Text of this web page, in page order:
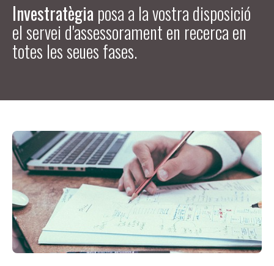
Investratègia posa a la vostra disposició
el servei d'assessorament en recerca en
totes les seues fases.